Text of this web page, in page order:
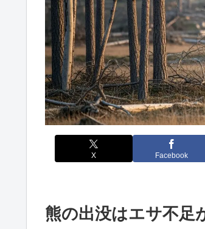
X Facebook
熊の出没はエサ不足